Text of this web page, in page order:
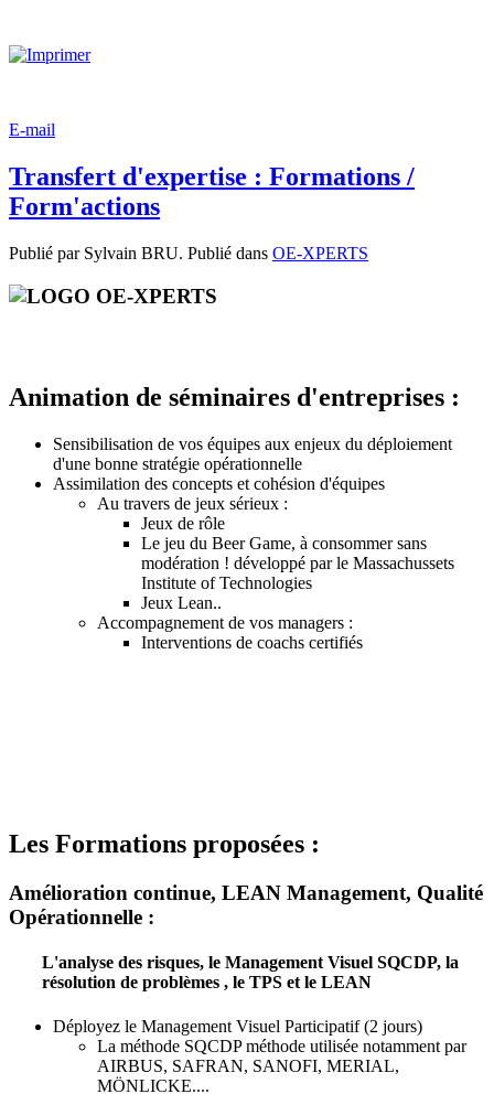
E-mail
Transfert d'expertise : Formations /
Form'actions
Publié par Sylvain BRU. Publié dans OE-XPERTS
Animation de séminaires d'entreprises :
Sensibilisation de vos équipes aux enjeux du déploiement
d'une bonne stratégie opérationnelle
Assimilation des concepts et cohésion d'équipes
Au travers de jeux sérieux :
Jeux de rôle
Le jeu du Beer Game, à consommer sans
modération ! développé par le Massachussets
Institute of Technologies
Jeux Lean..
Accompagnement de vos managers :
Interventions de coachs certifiés
Les Formations proposées :
Amélioration continue, LEAN Management, Qualité
Opérationnelle :
L'analyse des risques, le Management Visuel SQCDP, la
résolution de problèmes , le TPS et le LEAN
Déployez le Management Visuel Participatif (2 jours)
La méthode SQCDP méthode utilisée notamment par
AIRBUS, SAFRAN, SANOFI, MERIAL,
MÖNLICKE....